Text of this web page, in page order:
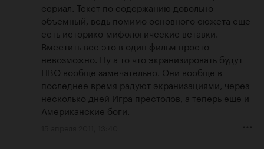
сериал. Текст по содержанию довольно
объемный, ведь помимо основного сюжета еще
есть историко-мифологические вставки.
Вместить все это в один фильм просто
невозможно. Ну а то что экранизировать будут
HBO вообще замечательно. Они вообще в
последнее время радуют экранизациями, через
несколько дней Игра престолов, а теперь еще и
Американские боги.